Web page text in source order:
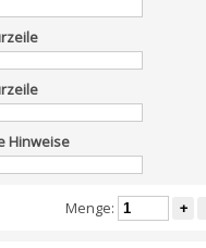
Hinweise
Menge: +